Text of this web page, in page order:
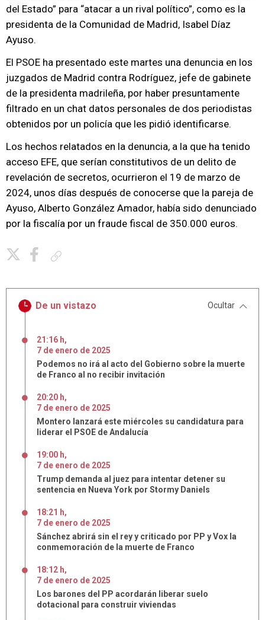
del Estado” para “atacar a un rival político”, como es la
presidenta de la Comunidad de Madrid, Isabel Díaz
Ayuso.
El PSOE ha presentado este martes una denuncia en los
juzgados de Madrid contra Rodríguez, jefe de gabinete
de la presidenta madrileña, por haber presuntamente
filtrado en un chat datos personales de dos periodistas
obtenidos por un policía que les pidió identificarse.
Los hechos relatados en la denuncia, a la que ha tenido
acceso EFE, que serían constitutivos de un delito de
revelación de secretos, ocurrieron el 19 de marzo de
2024, unos días después de conocerse que la pareja de
Ayuso, Alberto González Amador, había sido denunciado
por la fiscalía por un fraude fiscal de 350.000 euros.
De un vistazo Ocultar
21:16 h,
7 de enero de 2025
Podemos no irá al acto del Gobierno sobre la muerte
de Franco al no recibir invitación
20:20 h,
7 de enero de 2025
Montero lanzará este miércoles su candidatura para
liderar el PSOE de Andalucía
19:00 h,
7 de enero de 2025
Trump demanda al juez para intentar detener su
sentencia en Nueva York por Stormy Daniels
18:21 h,
7 de enero de 2025
Sánchez abrirá sin el rey y criticado por PP y Vox la
conmemoración de la muerte de Franco
18:12 h,
7 de enero de 2025
Los barones del PP acordarán liberar suelo
dotacional para construir viviendas